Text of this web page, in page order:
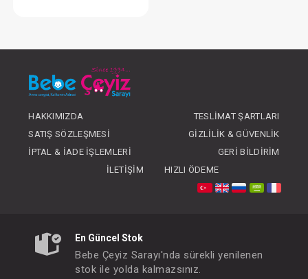
OLUNUZ
HAKKIMIZDA
TESLIMAT ŞARTLARI
SATIŞ SÖZLEŞMESI
GIZLILIK & GÜVENLIK
İPTAL & İADE İŞLEMLERI
GERI BILDIRIM
İLETIŞIM
HIZLI ÖDEME
En Güncel Stok
Bebe Çeyiz Sarayı'nda sürekli yenilenen
stok ile yolda kalmazsınız.